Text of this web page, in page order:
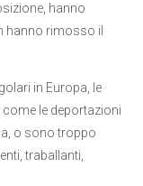
hanno
hanno rimosso il
in Europa, le
le deportazioni
o sono troppo
traballanti,